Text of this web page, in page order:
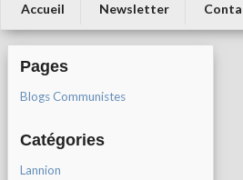
Accueil Newsletter
Pages
Blogs Communistes
Catégories
Lannion